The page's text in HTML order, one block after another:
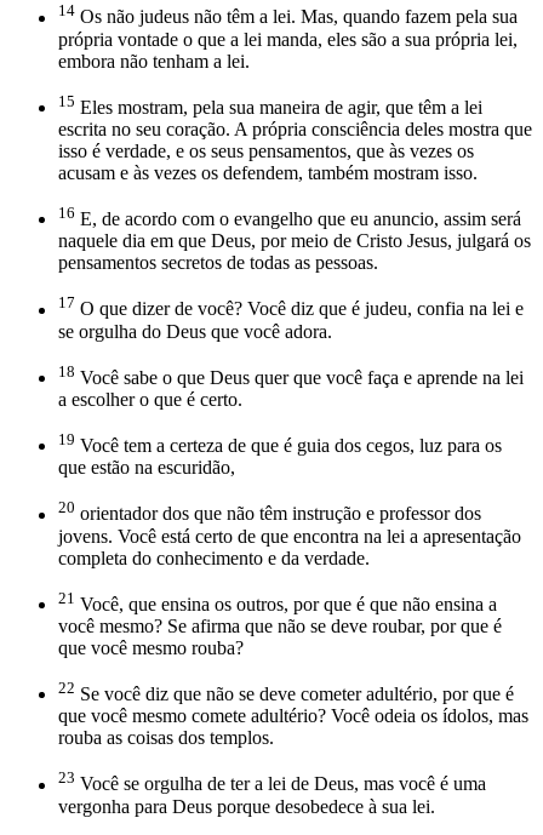
14 Os não judeus não têm a lei. Mas, quando fazem pela sua
própria vontade o que a lei manda, eles são a sua própria lei,
embora não tenham a lei.
15 Eles mostram, pela sua maneira de agir, que têm a lei
escrita no seu coração. A própria consciência deles mostra que
isso é verdade, e os seus pensamentos, que às vezes os
acusam e às vezes os defendem, também mostram isso.
16 E, de acordo com o evangelho que eu anuncio, assim será
naquele dia em que Deus, por meio de Cristo Jesus, julgará os
pensamentos secretos de todas as pessoas.
17 O que dizer de você? Você diz que é judeu, confia na lei e
se orgulha do Deus que você adora.
18 Você sabe o que Deus quer que você faça e aprende na lei
a escolher o que é certo.
19 Você tem a certeza de que é guia dos cegos, luz para os
que estão na escuridão,
20 orientador dos que não têm instrução e professor dos
jovens. Você está certo de que encontra na lei a apresentação
completa do conhecimento e da verdade.
21 Você, que ensina os outros, por que é que não ensina a
você mesmo? Se afirma que não se deve roubar, por que é
que você mesmo rouba?
22 Se você diz que não se deve cometer adultério, por que é
que você mesmo comete adultério? Você odeia os ídolos, mas
rouba as coisas dos templos.
23 Você se orgulha de ter a lei de Deus, mas você é uma
vergonha para Deus porque desobedece à sua lei.